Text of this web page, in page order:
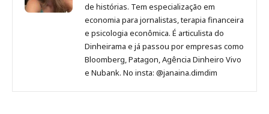
de histórias. Tem especialização em
economia para jornalistas, terapia financeira
e psicologia econômica. É articulista do
Dinheirama e já passou por empresas como
Bloomberg, Patagon, Agência Dinheiro Vivo
e Nubank. No insta: @janaina.dimdim